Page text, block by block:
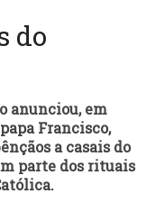
do
anunciou, em
Francisco,
a casais do
parte dos rituais